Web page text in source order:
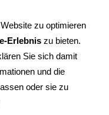
Fellbach-Schmiden
zu optimieren
Erlebnis zu bieten.
Sie sich damit
und die
oder sie zu